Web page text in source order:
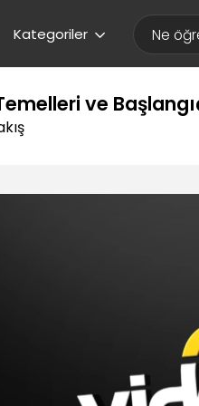
Kategoriler
ve